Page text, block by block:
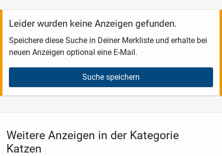
Leider wurden keine Anzeigen gefunden.
Speichere diese Suche in Deiner Merkliste und erhalte bei
neuen Anzeigen optional eine E-Mail.
Suche speichern
Weitere Anzeigen in der Kategorie
Katzen